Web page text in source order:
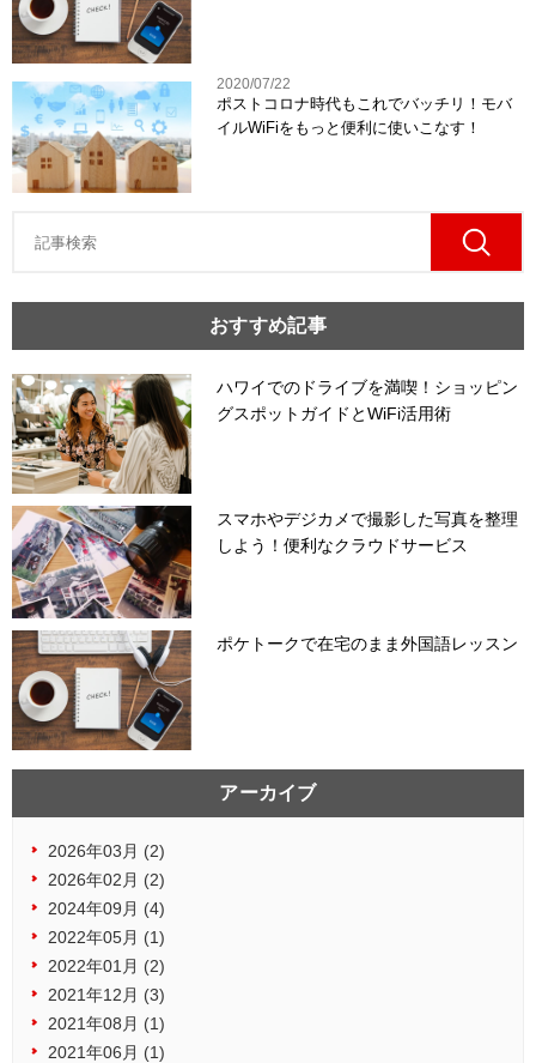
2020/07/22
ポストコロナ時代もこれでバッチリ！モバ
イルWiFiをもっと便利に使いこなす！
おすすめ記事
ハワイでのドライブを満喫！ショッピン
グスポットガイドとWiFi活用術
スマホやデジカメで撮影した写真を整理
しよう！便利なクラウドサービス
ポケトークで在宅のまま外国語レッスン
アーカイブ
2026年03月 (2)
2026年02月 (2)
2024年09月 (4)
2022年05月 (1)
2022年01月 (2)
2021年12月 (3)
2021年08月 (1)
2021年06月 (1)